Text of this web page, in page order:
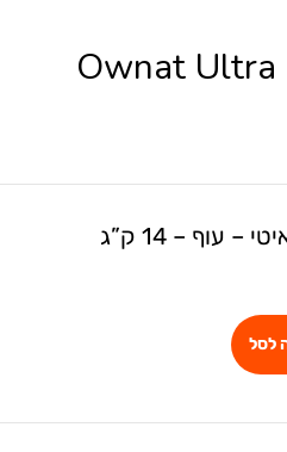
Ownat Ultra
עוף – 14 ק”ג
לסל